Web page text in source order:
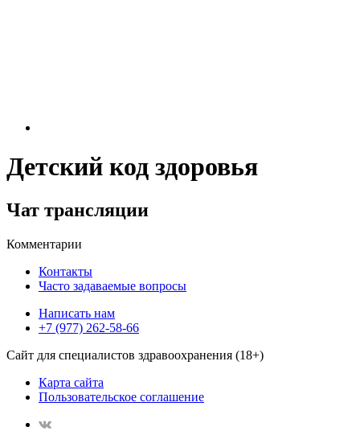
Детский код здоровья
Чат трансляции
Комментарии
Контакты
Часто задаваемые вопросы
Написать нам
+7 (977) 262-58-66
Сайт для специалистов здравоохранения (18+)
Карта сайта
Пользовательское соглашение